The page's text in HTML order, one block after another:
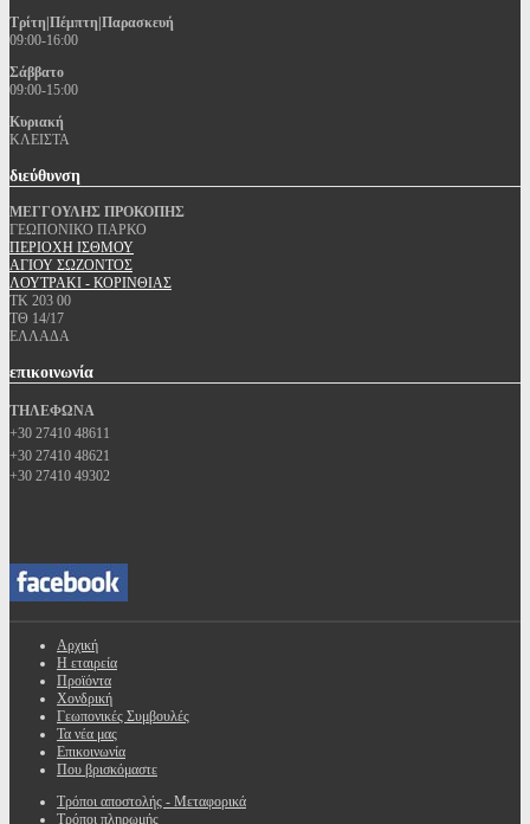
Τρίτη|Πέμπτη|Παρασκευή
09:00-16:00
Σάββατο
09:00-15:00
Κυριακή
ΚΛΕΙΣΤΑ
διεύθυνση
ΜΕΓΓΟΥΛΗΣ ΠΡΟΚΟΠΗΣ
ΓΕΩΠΟΝΙΚΟ ΠΑΡΚΟ
ΠΕΡΙΟΧΗ ΙΣΘΜΟΥ
ΑΓΙΟΥ ΣΩΖΟΝΤΟΣ
ΛΟΥΤΡΑΚΙ - ΚΟΡΙΝΘΙΑΣ
ΤΚ 203 00
ΤΘ 14/17
ΕΛΛΑΔΑ
επικοινωνία
ΤΗΛΕΦΩΝΑ
+30 27410 48611
+30 27410 48621
+30 27410 49302
Αρχική
Η εταιρεία
Προϊόντα
Χονδρική
Γεωπονικές Συμβουλές
Τα νέα μας
Επικοινωνία
Που βρισκόμαστε
Τρόποι αποστολής - Μεταφορικά
Τρόποι πληρωμής